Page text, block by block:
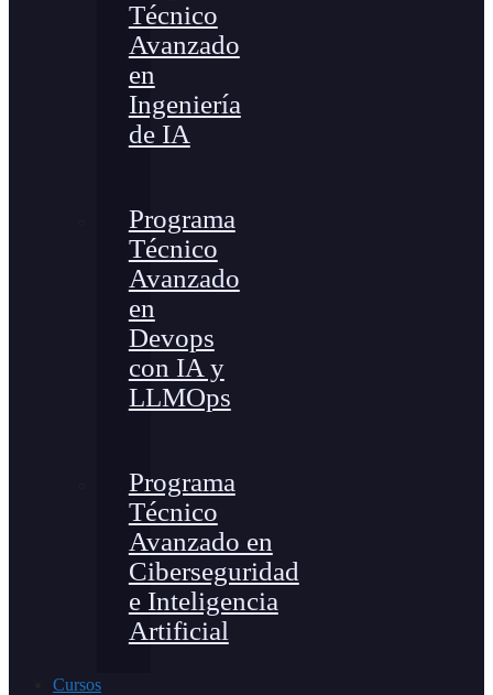
Técnico
Avanzado
en
Ingeniería
de IA
Programa
Técnico
Avanzado
en
Devops
con IA y
LLMOps
Programa
Técnico
Avanzado en
Ciberseguridad
e Inteligencia
Artificial
Cursos